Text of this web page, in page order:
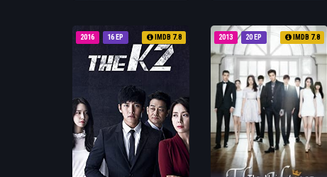
16 EP
2016 IMDB 7.8 20 EP
2013 IMDB 7.8